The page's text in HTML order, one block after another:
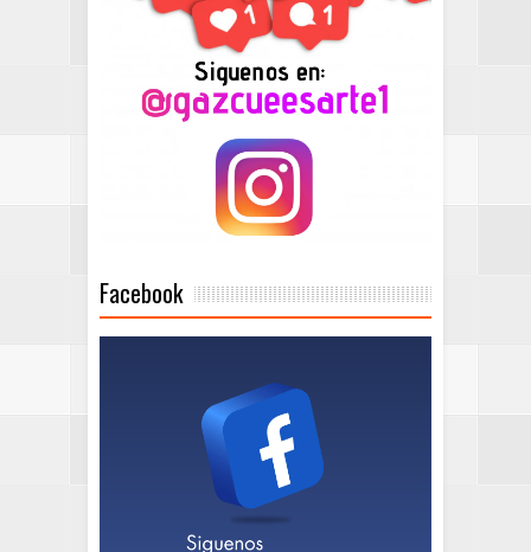
Facebook